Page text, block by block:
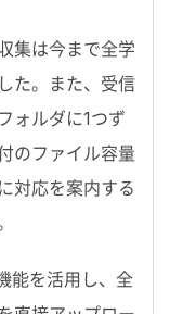
集は今まで全学
た。また、受信
ォルダに1つず
のファイル容量
対応を案内する
能を活用し、全